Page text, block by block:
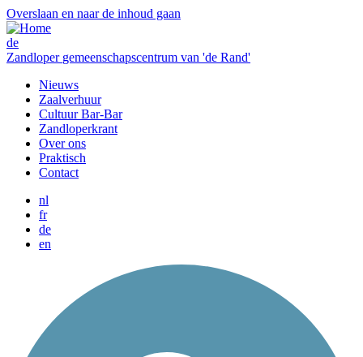
Overslaan en naar de inhoud gaan
de
Zandloper gemeenschapscentrum van 'de Rand'
Nieuws
Zaalverhuur
Cultuur Bar-Bar
Zandloperkrant
Over ons
Praktisch
Contact
nl
fr
de
en